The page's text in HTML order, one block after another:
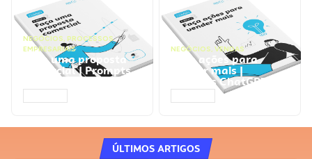
NEGÓCIOS, PROCESSOS
EMPRESARIAIS
Faça uma proposta
comercial | Prompts
ChatGPT
NEGÓCIOS, VENDAS
Faça ações para
vender mais |
Prompts ChatGPT
ÚLTIMOS ARTIGOS